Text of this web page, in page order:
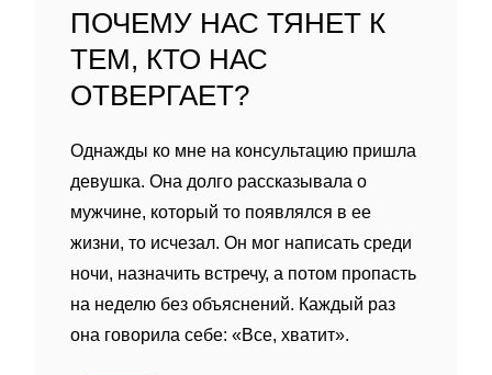
ПОЧЕМУ НАС ТЯНЕТ К
ТЕМ, КТО НАС
ОТВЕРГАЕТ?
Однажды ко мне на консультацию пришла
девушка. Она долго рассказывала о
мужчине, который то появлялся в ее
жизни, то исчезал. Он мог написать среди
ночи, назначить встречу, а потом пропасть
на неделю без объяснений. Каждый раз
она говорила себе: «Все, хватит».